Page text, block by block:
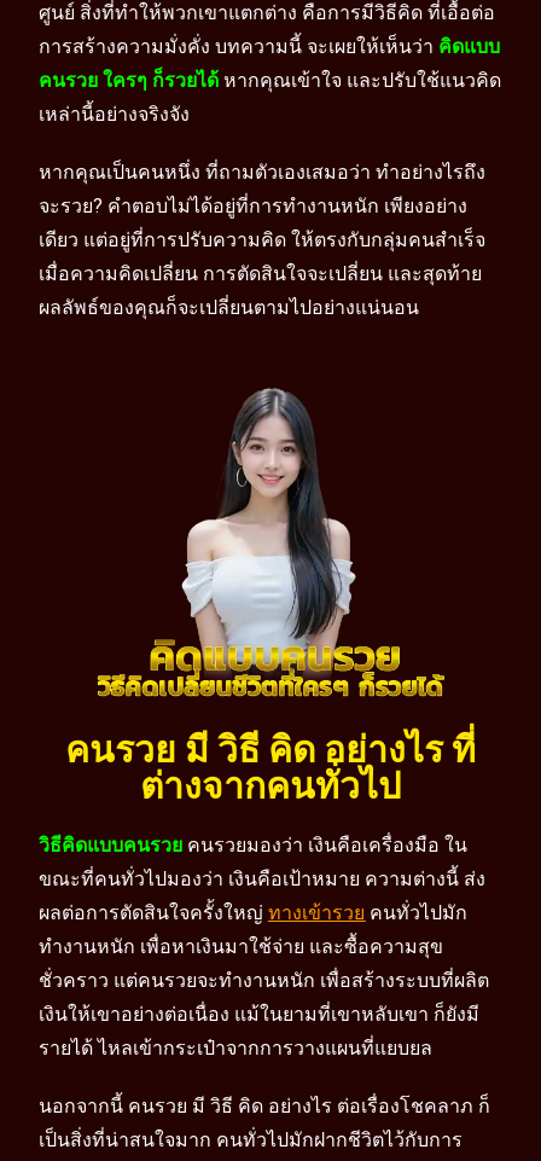
ศูนย์ สิ่งที่ทำให้พวกเขาแตกต่าง คือการมีวิธีคิด ที่เอื้อต่อ
การสร้างความมั่งคั่ง บทความนี้ จะเผยให้เห็นว่า คิดแบบ
คนรวย ใครๆ ก็รวยได้ หากคุณเข้าใจ และปรับใช้แนวคิด
เหล่านี้อย่างจริงจัง
หากคุณเป็นคนหนึ่ง ที่ถามตัวเองเสมอว่า ทำอย่างไรถึง
จะรวย? คำตอบไม่ได้อยู่ที่การทำงานหนัก เพียงอย่าง
เดียว แต่อยู่ที่การปรับความคิด ให้ตรงกับกลุ่มคนสำเร็จ
เมื่อความคิดเปลี่ยน การตัดสินใจจะเปลี่ยน และสุดท้าย
ผลลัพธ์ของคุณก็จะเปลี่ยนตามไปอย่างแน่นอน
คนรวย มี วิธี คิด อย่างไร ที่
ต่างจากคนทั่วไป
วิธีคิดแบบคนรวย คนรวยมองว่า เงินคือเครื่องมือ ใน
ขณะที่คนทั่วไปมองว่า เงินคือเป้าหมาย ความต่างนี้ ส่ง
ผลต่อการตัดสินใจครั้งใหญ่ทางเข้ารวย คนทั่วไปมัก
ทำงานหนัก เพื่อหาเงินมาใช้จ่าย และซื้อความสุข
ชั่วคราว แต่คนรวยจะทำงานหนัก เพื่อสร้างระบบที่ผลิต
เงินให้เขาอย่างต่อเนื่อง แม้ในยามที่เขาหลับเขา ก็ยังมี
รายได้ ไหลเข้ากระเป๋าจากการวางแผนที่แยบยล
นอกจากนี้ คนรวย มี วิธี คิด อย่างไร ต่อเรื่องโชคลาภ ก็
เป็นสิ่งที่น่าสนใจมาก คนทั่วไปมักฝากชีวิตไว้กับการ